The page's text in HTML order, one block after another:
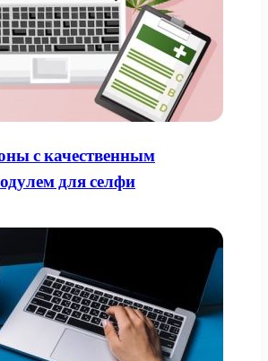
с качественным
для селфи